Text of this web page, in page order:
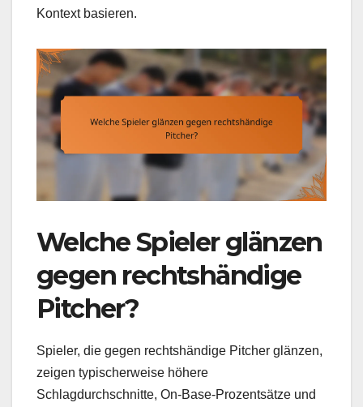
Kontext basieren.
Welche Spieler glänzen
gegen rechtshändige
Pitcher?
Spieler, die gegen rechtshändige Pitcher glänzen,
zeigen typischerweise höhere
Schlagdurchschnitte, On-Base-Prozentsätze und